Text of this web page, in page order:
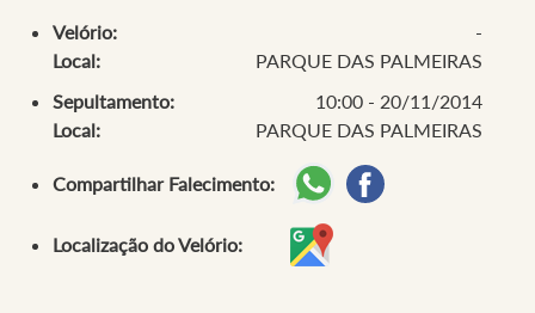
Velório:
-
Local:
PARQUE DAS PALMEIRAS
Sepultamento:
10:00 - 20/11/2014
Local:
PARQUE DAS PALMEIRAS
Compartilhar Falecimento:
Localização do Velório: